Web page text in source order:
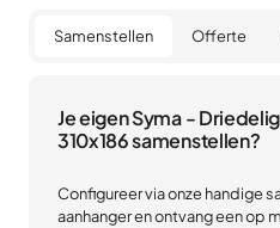
Samenstellen Offerte
Je eigen Syma -
310x186 samenstellen?
Configureer via onze handige
aanhanger en ontvang een op